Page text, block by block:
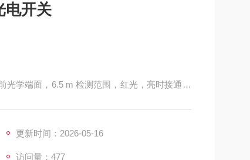
电开关
光学端面，6.5 m 检测范围，红光，亮时接通，
更新时间：2026-05-16
访问量：477